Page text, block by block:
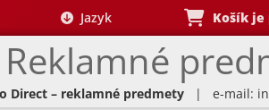
Reklamné
Jazyk Košík je
Direct – reklamné predmety | e-mail: